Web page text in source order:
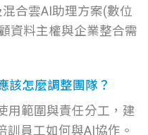
合雲AI助理方案(數位
資料主權與企業整合需
該怎麼調整團隊？
用範圍與責任分工，建
訓員工如何與AI協作。